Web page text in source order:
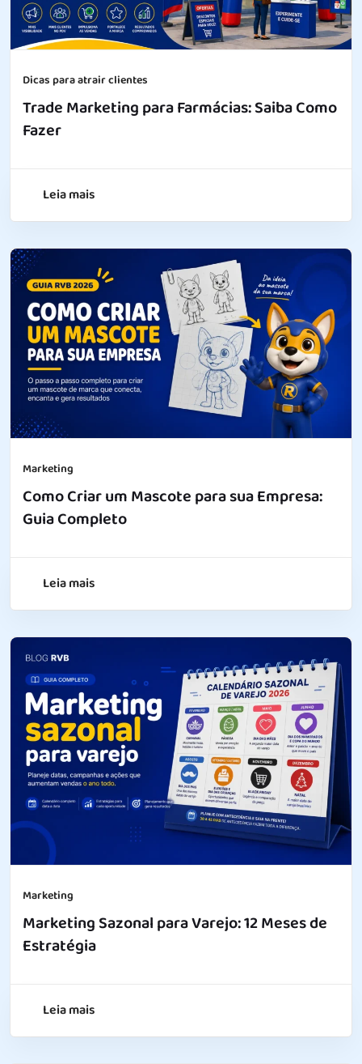
Dicas para atrair clientes
Trade Marketing para Farmácias: Saiba Como
Fazer
Leia mais
Marketing
Como Criar um Mascote para sua Empresa:
Guia Completo
Leia mais
Marketing
Marketing Sazonal para Varejo: 12 Meses de
Estratégia
Leia mais